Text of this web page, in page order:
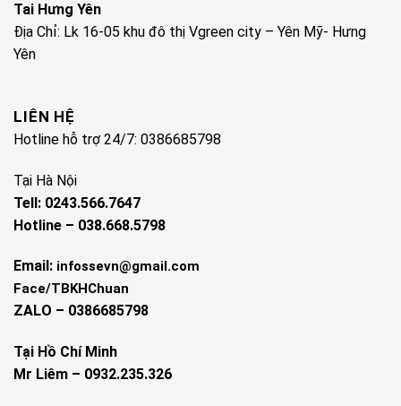
Tai Hưng Yên
Địa Chỉ: Lk 16-05 khu đô thị Vgreen city – Yên Mỹ- Hưng
Yên
LIÊN HỆ
Hotline hỗ trợ 24/7: 0386685798
Tại Hà Nội
Tell: 0243.566.7647
Hotline – 038.668.5798
Email: infossevn@gmail.com
Face/TBKHChuan
ZALO – 0386685798
Tại Hồ Chí Minh
Mr Liêm – 0932.235.326